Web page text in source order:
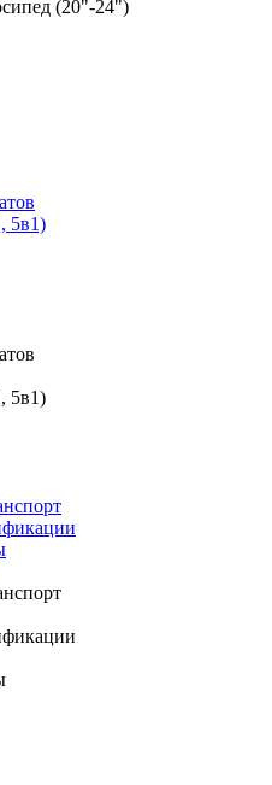
(20"-24")
5в1)
5в1)